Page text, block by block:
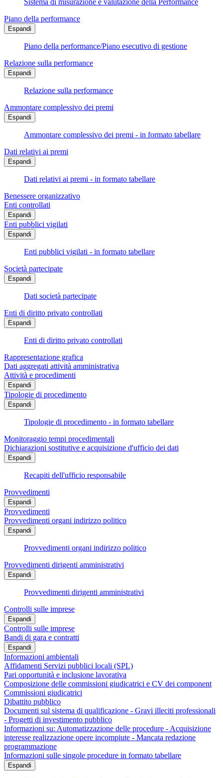
Sistema di misurazione e valutazione della Performance
Piano della performance
Espandi
Piano della performance/Piano esecutivo di gestione
Relazione sulla performance
Espandi
Relazione sulla performance
Ammontare complessivo dei premi
Espandi
Ammontare complessivo dei premi - in formato tabellare
Dati relativi ai premi
Espandi
Dati relativi ai premi - in formato tabellare
Benessere organizzativo
Enti controllati
Espandi
Enti pubblici vigilati
Espandi
Enti pubblici vigilati - in formato tabellare
Società partecipate
Espandi
Dati società partecipate
Enti di diritto privato controllati
Espandi
Enti di diritto privato controllati
Rappresentazione grafica
Dati aggregati attività amministrativa
Attività e procedimenti
Espandi
Tipologie di procedimento
Espandi
Tipologie di procedimento - in formato tabellare
Monitoraggio tempi procedimentali
Dichiarazioni sostitutive e acquisizione d'ufficio dei dati
Espandi
Recapiti dell'ufficio responsabile
Provvedimenti
Espandi
Provvedimenti
Provvedimenti organi indirizzo politico
Espandi
Provvedimenti organi indirizzo politico
Provvedimenti dirigenti amministrativi
Espandi
Provvedimenti dirigenti amministrativi
Controlli sulle imprese
Espandi
Controlli sulle imprese
Bandi di gara e contratti
Espandi
Informazioni ambientali
Affidamenti Servizi pubblici locali (SPL)
Pari opportunità e inclusione lavorativa
Composizione delle commissioni giudicatrici e CV dei component
Commissioni giudicatrici
Dibattito pubblico
Documenti sul sistema di qualificazione - Gravi illeciti professionali
- Progetti di investimento pubblico
Informazioni su: Automatizzazione delle procedure - Acquisizione
interesse realizzazione opere incompiute - Mancata redazione
programmazione
Informazioni sulle singole procedure in formato tabellare
Espandi